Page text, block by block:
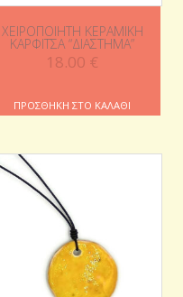
ΧΕΙΡΟΠΟΊΗΤΗ ΚΕΡΑΜΙΚΉ
ΚΑΡΦΊΤΣΑ “ΔΙΆΣΤΗΜΑ”
18.00 €
ΠΡΟΣΘΉΚΗ ΣΤΟ ΚΑΛΆΘΙ